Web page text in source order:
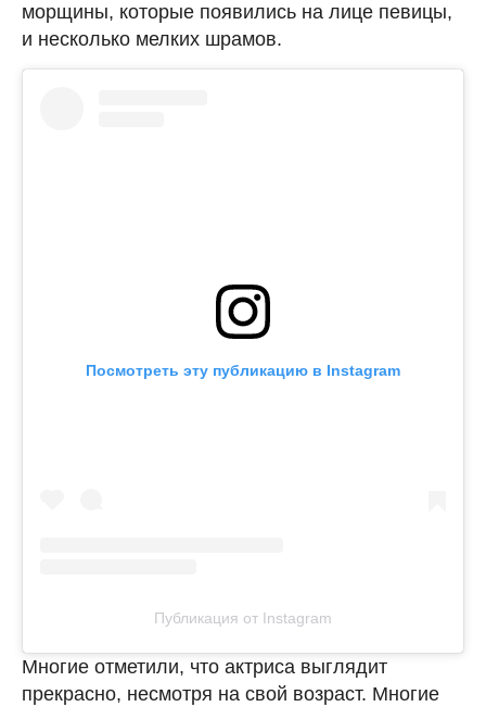
морщины, которые появились на лице певицы,
и несколько мелких шрамов.
Посмотреть эту публикацию в Instagram
Публикация от Instagram
Многие отметили, что актриса выглядит
прекрасно, несмотря на свой возраст. Многие